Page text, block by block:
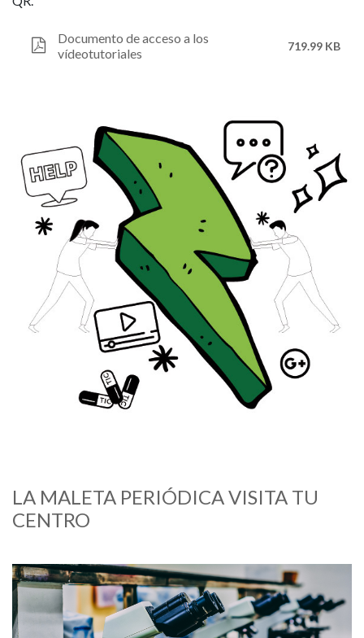
Documento de acceso a los
vídeotutoriales
719.99 KB
LA MALETA PERIÓDICA VISITA TU
CENTRO